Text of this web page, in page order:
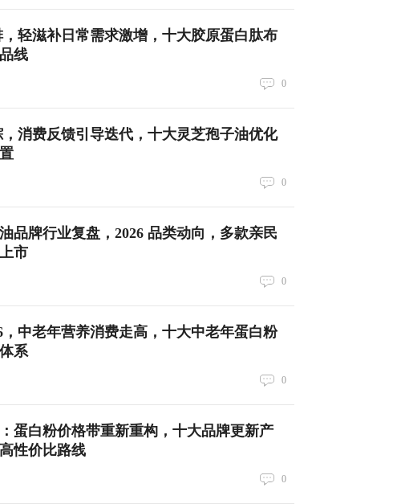
，轻滋补日常需求激增，十大胶原蛋白肽布
线
0
，消费反馈引导迭代，十大灵芝孢子油优化
0
品牌行业复盘，2026 品类动向，多款亲民
市
0
，中老年营养消费走高，十大中老年蛋白粉
系
0
蛋白粉价格带重新重构，十大品牌更新产
性价比路线
0